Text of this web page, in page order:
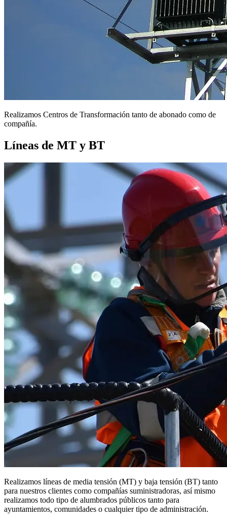
Realizamos Centros de Transformación tanto de abonado como de
compañía.
Líneas de MT y BT
Realizamos líneas de media tensión (MT) y baja tensión (BT) tanto
para nuestros clientes como compañías suministradoras, así mismo
realizamos todo tipo de alumbrados públicos tanto para
ayuntamientos, comunidades o cualquier tipo de administración.